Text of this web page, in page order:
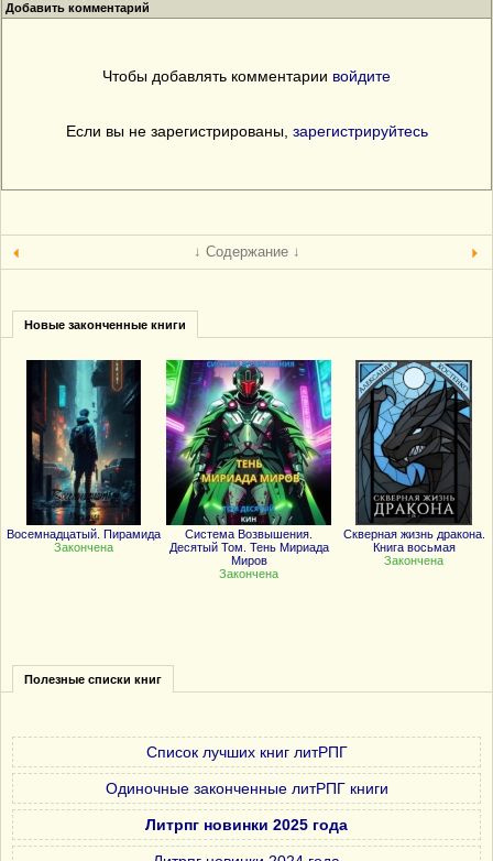
Добавить комментарий
Чтобы добавлять комментарии войдите
Если вы не зарегистрированы, зарегистрируйтесь
↓ Содержание ↓
Новые законченные книги
Восемнадцатый. Пирамида
Закончена
Система Возвышения.
Десятый Том. Тень Мириада
Миров
Закончена
Скверная жизнь дракона.
Книга восьмая
Закончена
Полезные списки книг
Список лучших книг литРПГ
Одиночные законченные литРПГ книги
Литрпг новинки 2025 года